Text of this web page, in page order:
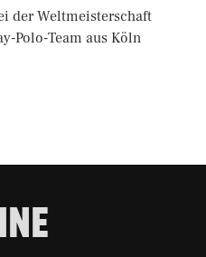
der Weltmeisterschaft
Polo-Team aus Köln